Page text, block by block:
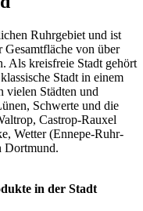
Ruhrgebiet und ist
von über
Als kreisfreie Stadt gehört
Stadt in einem
vielen Städten und
Schwerte und die
Castrop-Rauxel
Wetter (Ennepe-Ruhr-
Dortmund.
in der Stadt